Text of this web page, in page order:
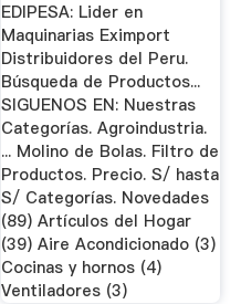
EDIPESA: Lider en
Maquinarias Eximport
Distribuidores del Peru.
Búsqueda de Productos...
SIGUENOS EN: Nuestras
Categorías. Agroindustria.
... Molino de Bolas. Filtro de
Productos. Precio. S/ hasta
S/ Categorías. Novedades
(89) Artículos del Hogar
(39) Aire Acondicionado (3)
Cocinas y hornos (4)
Ventiladores (3)